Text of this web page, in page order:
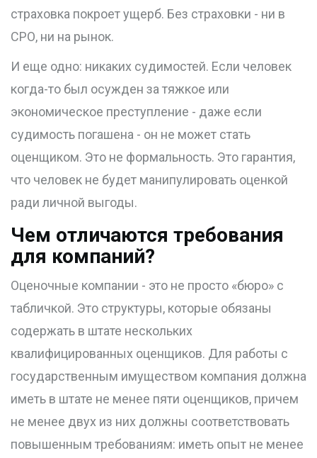
страховка покроет ущерб. Без страховки - ни в
СРО, ни на рынок.
И еще одно: никаких судимостей. Если человек
когда-то был осужден за тяжкое или
экономическое преступление - даже если
судимость погашена - он не может стать
оценщиком. Это не формальность. Это гарантия,
что человек не будет манипулировать оценкой
ради личной выгоды.
Чем отличаются требования
для компаний?
Оценочные компании - это не просто «бюро» с
табличкой. Это структуры, которые обязаны
содержать в штате нескольких
квалифицированных оценщиков. Для работы с
государственным имуществом компания должна
иметь в штате не менее пяти оценщиков, причем
не менее двух из них должны соответствовать
повышенным требованиям: иметь опыт не менее